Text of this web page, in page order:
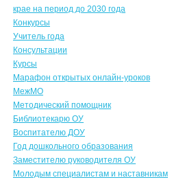
крае на период до 2030 года
Конкурсы
Учитель года
Консультации
Курсы
Марафон открытых онлайн-уроков
МежМО
Методический помощник
Библиотекарю ОУ
Воспитателю ДОУ
Год дошкольного образования
Заместителю руководителя ОУ
Молодым специалистам и наставникам